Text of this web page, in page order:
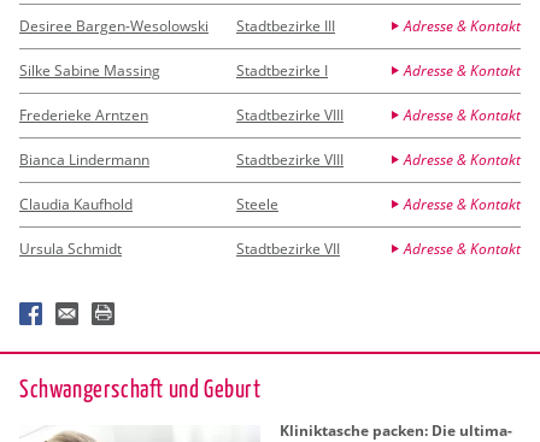
Desiree Bargen-Wesolowski Stadtbezirke III Adresse & Kontakt
Silke Sabine Massing Stadtbezirke I Adresse & Kontakt
Frederieke Arntzen Stadtbezirke VIII Adresse & Kontakt
Bianca Lindermann Stadtbezirke VIII Adresse & Kontakt
Claudia Kaufhold Steele Adresse & Kontakt
Ursula Schmidt Stadtbezirke VII Adresse & Kontakt
Schwan­ger­schaft und Ge­burt
Kli­nik­ta­sche pa­cken: Die ul­ti­ma­